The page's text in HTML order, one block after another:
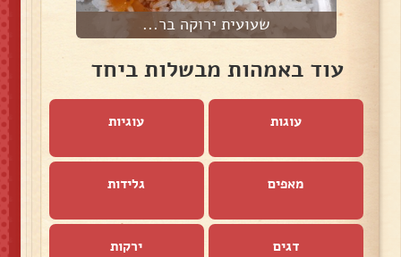
שעועית ירוקה בר...
עוד באמהות מבשלות ביחד
עוגות עוגיות
מאפים גלידות
דגים ירקות